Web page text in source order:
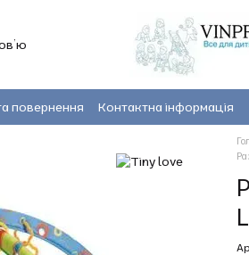
повернення Контактна інформація